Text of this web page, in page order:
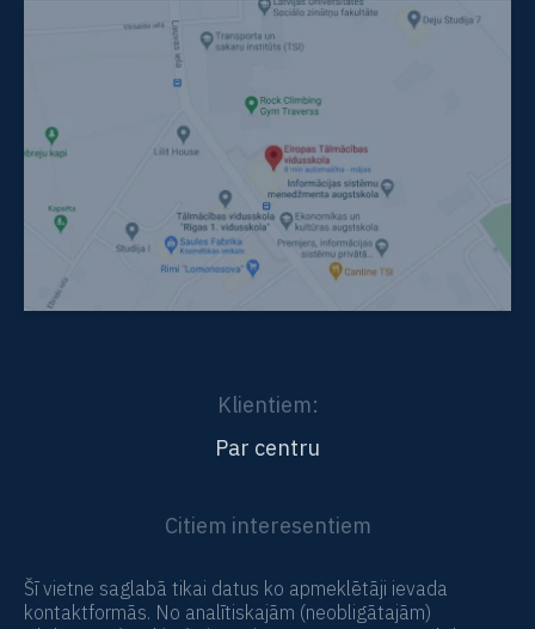
Klientiem:
Par centru
Citiem interesentiem
Šī vietne saglabā tikai datus ko apmeklētāji ievada
kontaktformās. No analītiskajām (neobligātajām)